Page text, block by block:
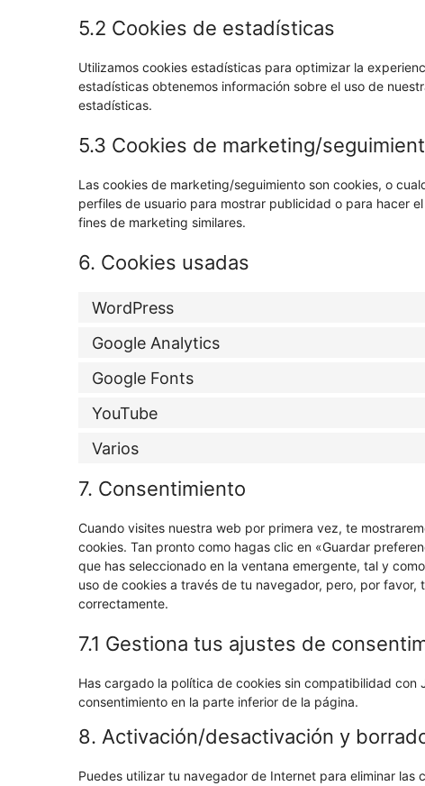
5.2 Cookies de estadísticas
Utilizamos cookies estadísticas para optimizar la
estadísticas obtenemos información sobre el uso de
estadísticas.
5.3 Cookies de marketing/
Las cookies de marketing/seguimiento son cookies, o
perfiles de usuario para mostrar publicidad o para hacer
fines de marketing similares.
6. Cookies usadas
WordPress
Google Analytics
Google Fonts
YouTube
Varios
7. Consentimiento
Cuando visites nuestra web por primera vez, te
cookies. Tan pronto como hagas clic en «Guardar
que has seleccionado en la ventana emergente, tal y
uso de cookies a través de tu navegador, pero, por
correctamente.
7.1 Gestiona tus ajustes de
Has cargado la política de cookies sin compatibilidad
consentimiento en la parte inferior de la página.
8. Activación/desactivación y
Puedes utilizar tu navegador de Internet para eliminar